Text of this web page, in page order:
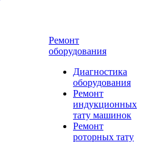
Ремонт
оборудования
Диагностика
оборудования
Ремонт
индукционных
тату машинок
Ремонт
роторных тату